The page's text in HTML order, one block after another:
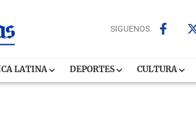
SIGUENOS
LATINA DEPORTES CULTURA